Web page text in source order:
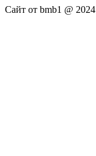
Сайт от bmb1 @ 2024